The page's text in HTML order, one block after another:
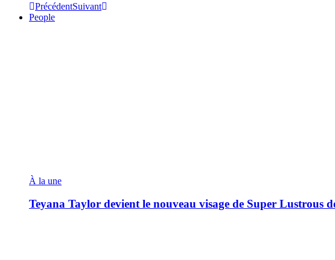
PrécédentSuivant
People
À la une
Teyana Taylor devient le nouveau visage de Super Lustrous